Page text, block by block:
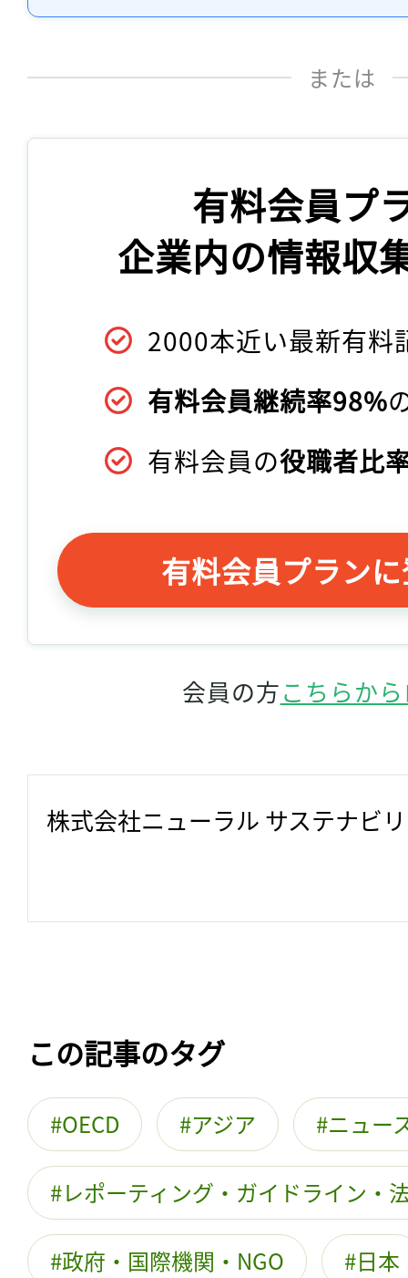
または
有料会員プ
企業内の情報収
2000本近い最新有料
有料会員継続率98%
有料会員の役職者比
有料会員プラン
会員の方こちらか
株式会社ニューラル サステナビ
この記事のタグ
OECD アジア ニュー
レポーティング・ガイドライン・
政府・国際機関・NGO 日本